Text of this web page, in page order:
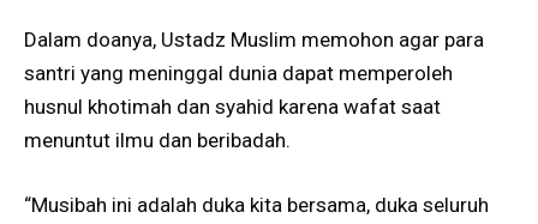
Dalam doanya, Ustadz Muslim memohon agar para
santri yang meninggal dunia dapat memperoleh
husnul khotimah dan syahid karena wafat saat
menuntut ilmu dan beribadah.
“Musibah ini adalah duka kita bersama, duka seluruh